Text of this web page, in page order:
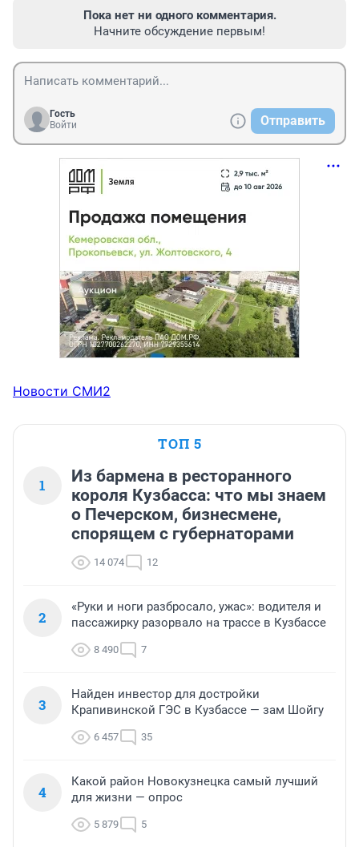
Пока нет ни одного комментария.
Начните обсуждение первым!
Гость
Войти
Отправить
Новости СМИ2
ТОП 5
1
Из бармена в ресторанного
короля Кузбасса: что мы знаем
о Печерском, бизнесмене,
спорящем с губернаторами
14 074 12
2
«Руки и ноги разбросало, ужас»: водителя и
пассажирку разорвало на трассе в Кузбассе
8 490 7
3
Найден инвестор для достройки
Крапивинской ГЭС в Кузбассе — зам Шойгу
6 457 35
4
Какой район Новокузнецка самый лучший
для жизни — опрос
5 879 5